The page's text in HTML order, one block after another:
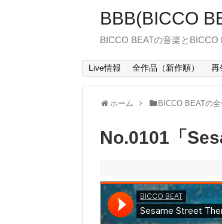
BBB(BICCO
BICCO BEATの音楽とBICCO
Live情報 全作品（新作順） 再
ホーム BICCO BEATの
No.0101「